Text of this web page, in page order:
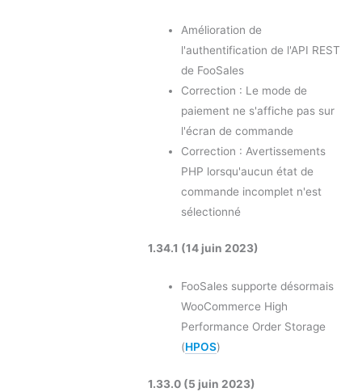
Amélioration de
l'authentification de l'API REST
de FooSales
Correction : Le mode de
paiement ne s'affiche pas sur
l'écran de commande
Correction : Avertissements
PHP lorsqu'aucun état de
commande incomplet n'est
sélectionné
1.34.1 (14 juin 2023)
FooSales supporte désormais
WooCommerce High
Performance Order Storage
(HPOS)
1.33.0 (5 juin 2023)